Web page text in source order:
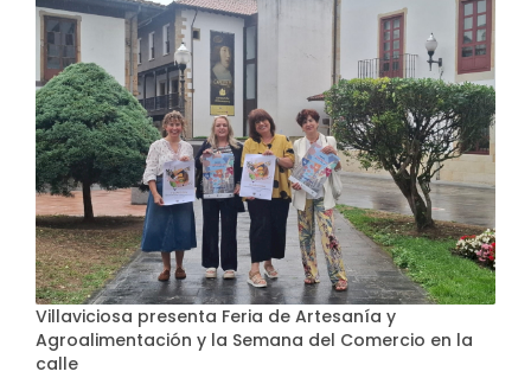
Villaviciosa presenta Feria de Artesanía y
Agroalimentación y la Semana del Comercio en la
calle